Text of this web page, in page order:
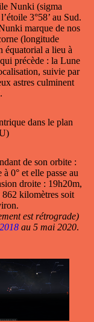
Nunki (sigma
3°58’ au Sud.
marque de nos
(longitude
équatorial a lieu à
précède : la Lune
suivie par
astres culminent
dans le plan
de son orbite :
0° et elle passe au
droite : 19h20m,
862 kilomètres soit
est rétrograde)
au 5 mai 2020.